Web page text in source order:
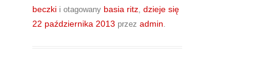
beczkii otagowany basia ritz, dzieje się
22 października 2013 przez admin